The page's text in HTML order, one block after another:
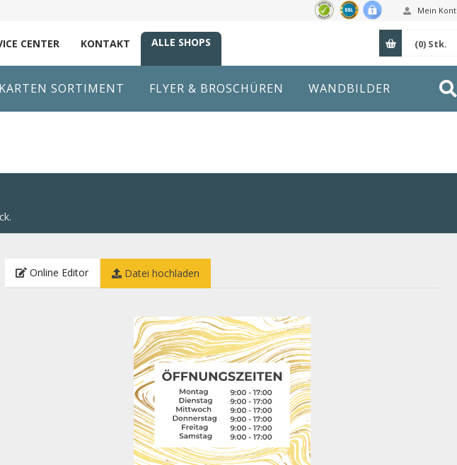
Mein
CENTER KONTAKT ALLE SHOPS (0) Stk.
KARTEN SORTIMENT FLYER & BROSCHÜREN WANDBILDER
Online Editor Datei hochladen